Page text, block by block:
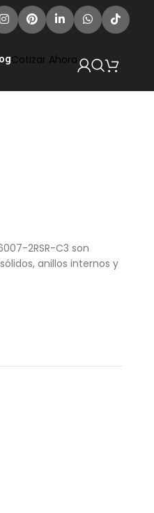
Cotizar Ahora
2RSR-C3 son
anillos internos y